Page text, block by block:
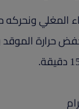
المغلي
حرارة الموقد